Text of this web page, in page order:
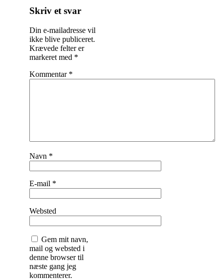
Skriv et svar
Din e-mailadresse vil
ikke blive publiceret.
Krævede felter er
markeret med *
Kommentar *
Navn *
E-mail *
Websted
Gem mit navn,
mail og websted i
denne browser til
næste gang jeg
kommenterer.